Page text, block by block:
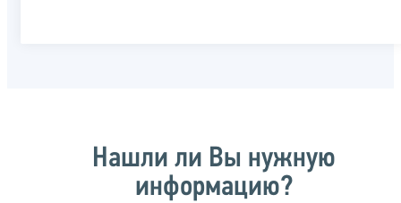
Нашли ли Вы нужную
информацию?